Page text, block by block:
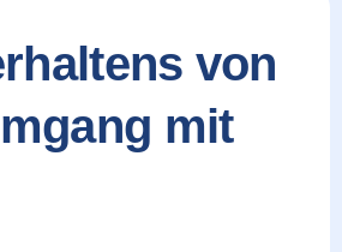
von
mit